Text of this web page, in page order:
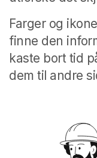
Farger og
finne den
kaste bort tid
dem til andre